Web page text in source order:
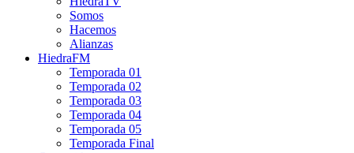
Somos
Hacemos
Alianzas
HiedraFM
Temporada 01
Temporada 02
Temporada 03
Temporada 04
Temporada 05
Temporada Final